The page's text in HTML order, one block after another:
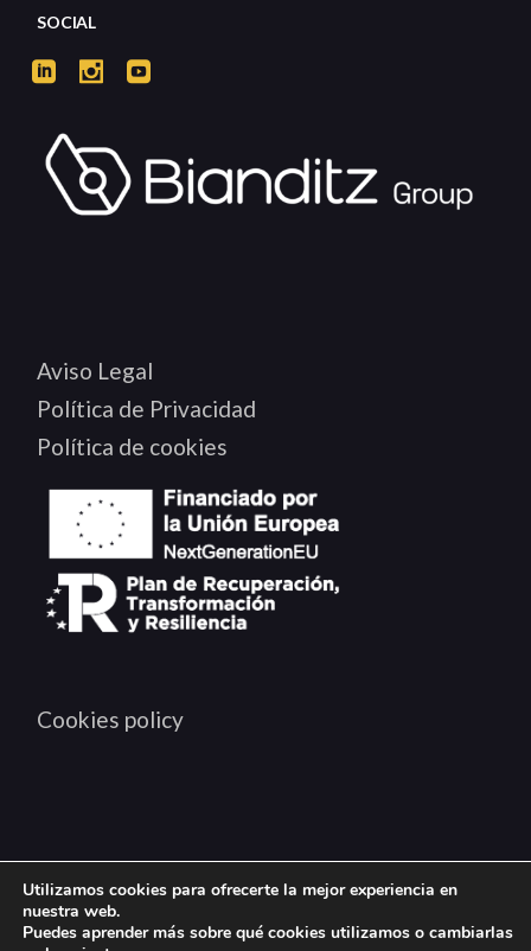
SOCIAL
Aviso Legal
Política de Privacidad
Política de cookies
Cookies policy
Copyright © 2024 BIANDTIZ, all rights reserved
Utilizamos cookies para ofrecerte la mejor experiencia en
nuestra web.
Puedes aprender más sobre qué cookies utilizamos o cambiarlas